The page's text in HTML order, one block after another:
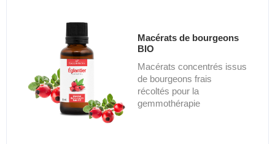
Macérats de bourgeons
BIO
Macérats concentrés issus
de bourgeons frais
récoltés pour la
gemmothérapie